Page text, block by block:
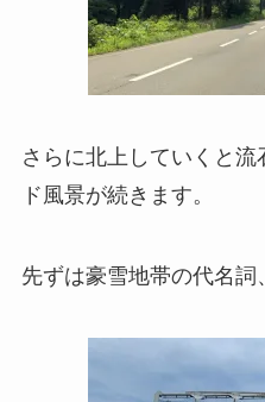
さらに北上していくと
ド風景が続きます。
先ずは豪雪地帯の代名詞